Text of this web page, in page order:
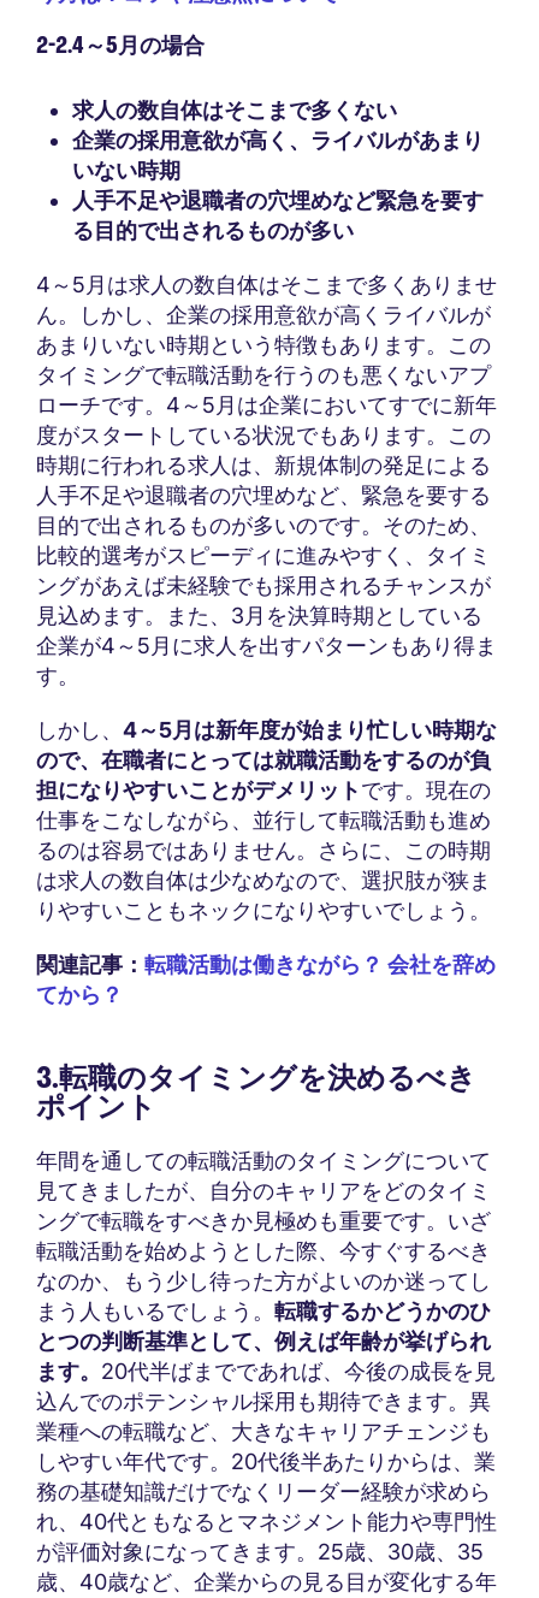
2-2.4～5月の場合
求人の数自体はそこまで多くない
企業の採用意欲が高く、ライバルがあまり
いない時期
人手不足や退職者の穴埋めなど緊急を要す
る目的で出されるものが多い
4～5月は求人の数自体はそこまで多くありませ
ん。しかし、企業の採用意欲が高くライバルが
あまりいない時期という特徴もあります。この
タイミングで転職活動を行うのも悪くないアプ
ローチです。4～5月は企業においてすでに新年
度がスタートしている状況でもあります。この
時期に行われる求人は、新規体制の発足による
人手不足や退職者の穴埋めなど、緊急を要する
目的で出されるものが多いのです。そのため、
比較的選考がスピーディに進みやすく、タイミ
ングがあえば未経験でも採用されるチャンスが
見込めます。また、3月を決算時期としている
企業が4～5月に求人を出すパターンもあり得ま
す。
しかし、 4～5月は新年度が始まり忙しい時期な
ので、在職者にとっては就職活動をするのが負
担になりやすいことがデメリットです。現在の
仕事をこなしながら、並行して転職活動も進め
るのは容易ではありません。さらに、この時期
は求人の数自体は少なめなので、選択肢が狭ま
りやすいこともネックになりやすいでしょう。
関連記事： 転職活動は働きながら？ 会社を辞め
てから？
3.転職のタイミングを決めるべき
ポイント
年間を通しての転職活動のタイミングについて
見てきましたが、自分のキャリアをどのタイミ
ングで転職をすべきか見極めも重要です。いざ
転職活動を始めようとした際、今すぐするべき
なのか、もう少し待った方がよいのか迷ってし
まう人もいるでしょう。 転職するかどうかのひ
とつの判断基準として、例えば年齢が挙げられ
ます。 20代半ばまでであれば、今後の成長を見
込んでのポテンシャル採用も期待できます。異
業種への転職など、大きなキャリアチェンジも
しやすい年代です。20代後半あたりからは、業
務の基礎知識だけでなくリーダー経験が求めら
れ、40代ともなるとマネジメント能力や専門性
が評価対象になってきます。25歳、30歳、35
歳、40歳など、企業からの見る目が変化する年